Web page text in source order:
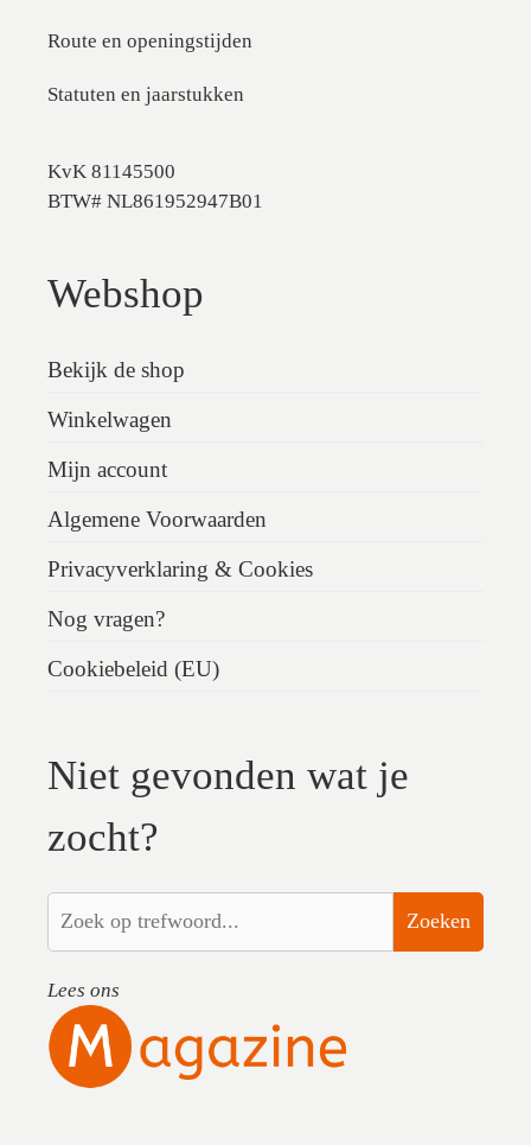
Route en openingstijden
Statuten en jaarstukken
KvK 81145500
BTW# NL861952947B01
Webshop
Bekijk de shop
Winkelwagen
Mijn account
Algemene Voorwaarden
Privacyverklaring & Cookies
Nog vragen?
Cookiebeleid (EU)
Niet gevonden wat je
zocht?
Zoeken
Lees ons